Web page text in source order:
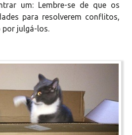
um: Lembre-se de que os
para resolverem conflitos,
por julgá-los.